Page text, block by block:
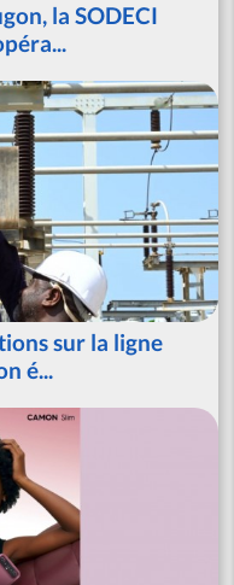
la SODECI
sur la ligne
é...